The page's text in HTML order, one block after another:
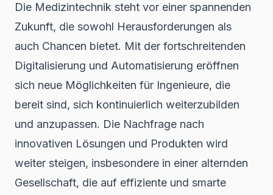
Die Medizintechnik steht vor einer spannenden
Zukunft, die sowohl Herausforderungen als
auch Chancen bietet. Mit der fortschreitenden
Digitalisierung und Automatisierung eröffnen
sich neue Möglichkeiten für Ingenieure, die
bereit sind, sich kontinuierlich weiterzubilden
und anzupassen. Die Nachfrage nach
innovativen Lösungen und Produkten wird
weiter steigen, insbesondere in einer alternden
Gesellschaft, die auf effiziente und smarte